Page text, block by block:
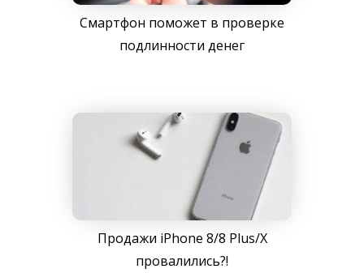
Смартфон поможет в проверке
подлинности денег
Продажи iPhone 8/8 Plus/X
провалились?!